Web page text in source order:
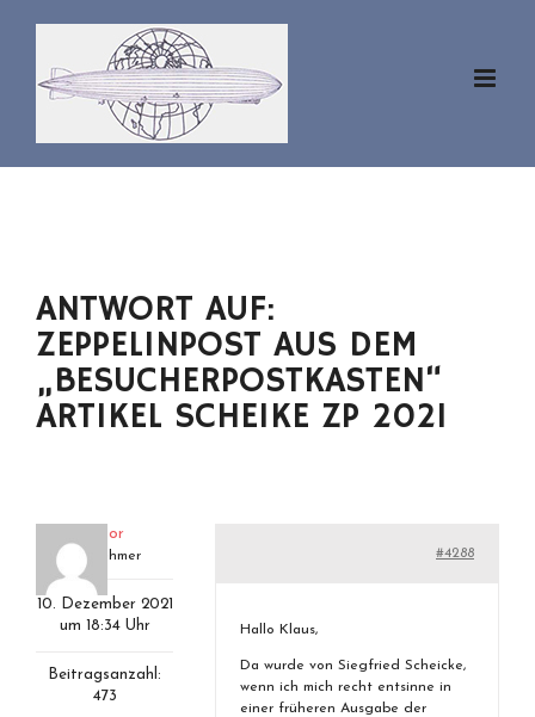
springen
ANTWORT AUF:
ZEPPELINPOST AUS DEM
„BESUCHERPOSTKASTEN“
ARTIKEL SCHEIKE ZP 2021
aviator
Teilnehmer
10. Dezember 2021
um 18:34 Uhr
Beitragsanzahl:
473
#4288
Hallo Klaus,
Da wurde von Siegfried Scheicke,
wenn ich mich recht entsinne in
einer früheren Ausgabe der